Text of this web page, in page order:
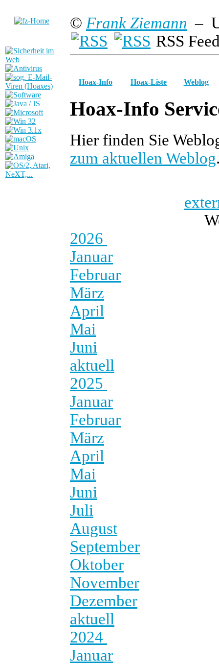
© Frank Ziemann –
RSS
Hoax-Info Hoax-Liste Weblog
Hoax-Info
Hier finden Sie
zum aktuellen Weblog
2026
Januar
Februar
März
April
Mai
Juni
aktuell
2025
Januar
Februar
März
April
Mai
Juni
Juli
August
September
Oktober
November
Dezember
aktuell
2024
Januar